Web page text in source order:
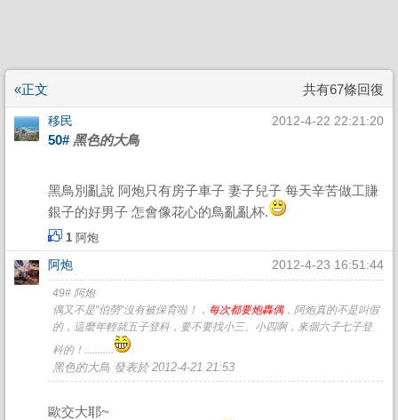
«正文 共有67條回復
移民 2012-4-22 22:21:20
50# 黑色的大鳥
黑鳥別亂說 阿炮只有房子車子 妻子兒子 每天辛苦做工賺
銀子的好男子 怎會像花心的鳥亂亂杯.
1 阿炮
阿炮 2012-4-23 16:51:44
49# 阿炮
偶又不是"伯勞"沒有被保育啦！， 每次都要炮轟偶，阿炮真的不是叫假
的，這麼年輕就五子登科，要不要找小三、小四啊，來個六子七子登
科的！...........
黑色的大鳥 發表於 2012-4-21 21:53
歐交大耶~